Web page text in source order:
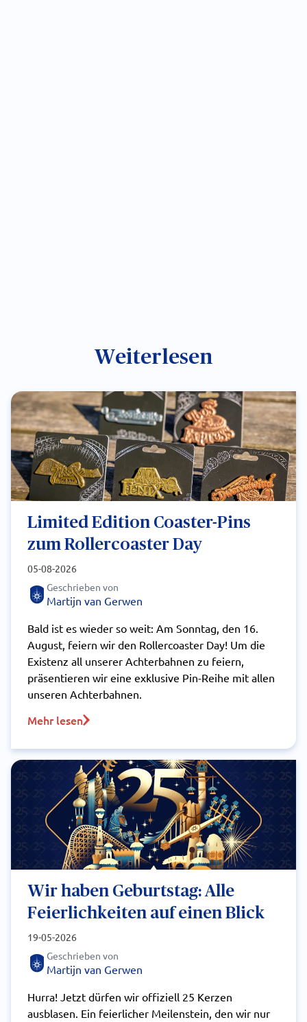
Weiterlesen
Limited Edition Coaster-Pins
zum Rollercoaster Day
05-08-2026
Geschrieben von
Martijn van Gerwen
Bald ist es wieder so weit: Am Sonntag, den 16.
August, feiern wir den Rollercoaster Day! Um die
Existenz all unserer Achterbahnen zu feiern,
präsentieren wir eine exklusive Pin-Reihe mit allen
unseren Achterbahnen.
Mehr lesen
Wir haben Geburtstag: Alle
Feierlichkeiten auf einen Blick
19-05-2026
Geschrieben von
Martijn van Gerwen
Hurra! Jetzt dürfen wir offiziell 25 Kerzen
ausblasen. Ein feierlicher Meilenstein, den wir nur